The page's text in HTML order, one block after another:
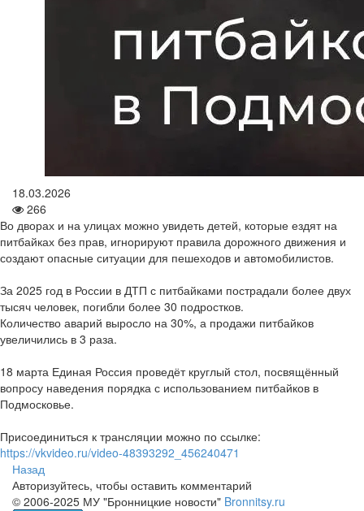
18.03.2026
266
Во дворах и на улицах можно увидеть детей, которые ездят на
питбайках без прав, игнорируют правила дорожного движения и
создают опасные ситуации для пешеходов и автомобилистов.
За 2025 год в России в ДТП с питбайками пострадали более двух
тысяч человек, погибли более 30 подростков.
Количество аварий выросло на 30%, а продажи питбайков
увеличились в 3 раза.
18 марта Единая Россия проведёт круглый стол, посвящённый
вопросу наведения порядка с использованием питбайков в
Подмосковье.
Присоединиться к трансляции можно по ссылке:
https://vkvideo.ru/video-48393292_456240471
Назад
Авторизуйтесь, чтобы оставить комментарий
© 2006-2025 МУ "Бронницкие новости" Bronnitsy.ru